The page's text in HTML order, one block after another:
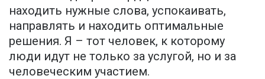
находить нужные слова, успокаивать,
направлять и находить оптимальные
решения. Я – тот человек, к которому
люди идут не только за услугой, но и за
человеческим участием.